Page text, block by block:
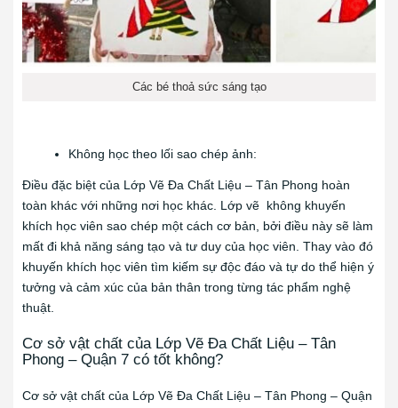
Các bé thoả sức sáng tạo
Không học theo lối sao chép ảnh:
Điều đặc biệt của Lớp Vẽ Đa Chất Liệu – Tân Phong hoàn
toàn khác với những nơi học khác. Lớp vẽ không khuyến
khích học viên sao chép một cách cơ bản, bởi điều này sẽ làm
mất đi khả năng sáng tạo và tư duy của học viên. Thay vào đó
khuyến khích học viên tìm kiếm sự độc đáo và tự do thể hiện ý
tưởng và cảm xúc của bản thân trong từng tác phẩm nghệ
thuật.
Cơ sở vật chất của Lớp Vẽ Đa Chất Liệu – Tân
Phong – Quận 7 có tốt không?
Cơ sở vật chất của Lớp Vẽ Đa Chất Liệu – Tân Phong – Quận